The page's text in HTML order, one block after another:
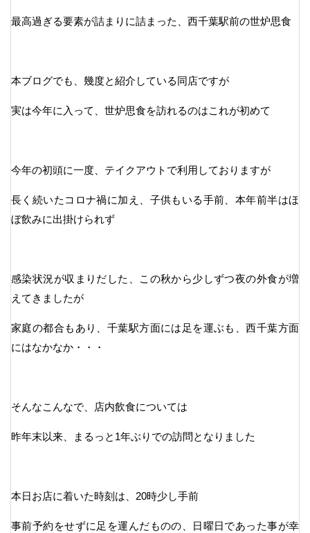
最高過ぎる要素が詰まりに詰まった、西千葉駅前の世炉思食
本ブログでも、幾度と紹介している同店ですが
実は今年に入って、世炉思食を訪れるのはこれが初めて
今年の初頭に一度、テイクアウトで利用しておりますが
長く続いたコロナ禍に加え、子供もいる手前、本年前半はほ
ぼ飲みに出掛けられず
感染状況が収まりだした、この秋から少しずつ夜の外食が増
えてきましたが
家庭の都合もあり、千葉駅方面には足を運ぶも、西千葉方面
にはなかなか・・・
そんなこんなで、店内飲食については
昨年末以来、まるっと1年ぶりでの訪問となりました
本日お店に着いた時刻は、20時少し手前
事前予約をせずに足を運んだものの、日曜日であった事が幸